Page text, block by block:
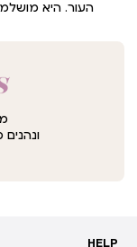
העור. היא
HELP
HELP